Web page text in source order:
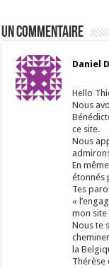
Un commentaire
Daniel
Hello
Nous
ce site.
Nous
En
étonnés
Tes
«
mon site
Nous te
la
Thérèse